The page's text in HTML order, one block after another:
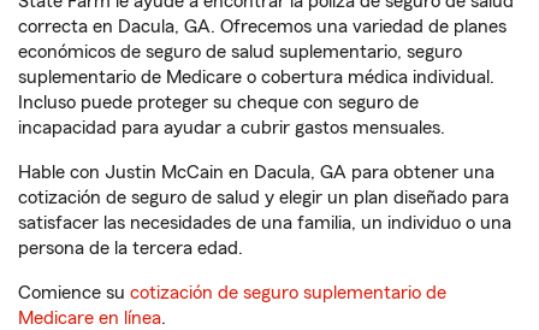
correcta en Dacula, GA. Ofrecemos una variedad de planes
económicos de seguro de salud suplementario, seguro
suplementario de Medicare o cobertura médica individual.
Incluso puede proteger su cheque con seguro de
incapacidad para ayudar a cubrir gastos mensuales.
Hable con Justin McCain en Dacula, GA para obtener una
cotización de seguro de salud y elegir un plan diseñado para
satisfacer las necesidades de una familia, un individuo o una
persona de la tercera edad.
Comience su cotización de seguro suplementario de
Medicare en línea.